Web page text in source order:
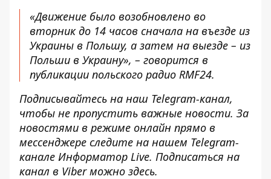
«Движение было возобновлено во
вторник до 14 часов сначала на въезде из
Украины в Польшу, а затем на выезде – из
Польши в Украину», – говорится в
публикации польского радио RMF24.
Подписывайтесь на наш Telegram-канал,
чтобы не пропустить важные новости. За
новостями в режиме онлайн прямо в
мессенджере следите на нашем Telegram-
канале Информатор Live. Подписаться на
канал в Viber можно здесь.